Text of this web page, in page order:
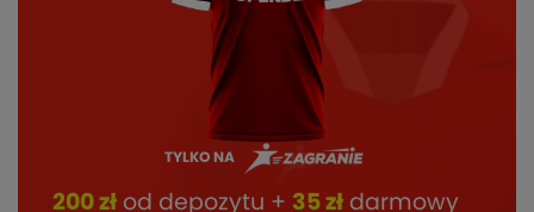
TYLKO NA
200 złod depozytu + 35 złdarmowy